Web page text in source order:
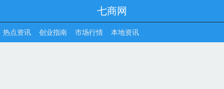
七商网
热点资讯 创业指南 市场行情 本地资讯